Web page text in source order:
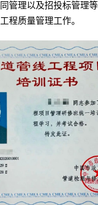
管理以及招投标管理
程质量管理工作。